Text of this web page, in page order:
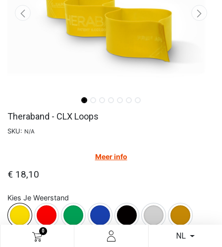
0
NL
Theraband - CLX Loops
SKU: N/A
Meer info
€ 18,10
Kies Je Weerstand
In winkelmandje